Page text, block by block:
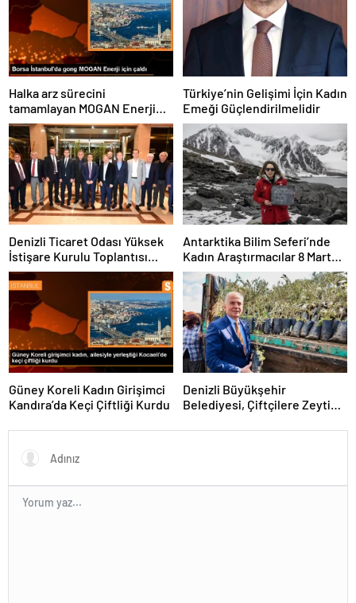
Halka arz sürecini
tamamlayan MOGAN Enerji
#MOGAN koduyla Borsa
İstanbul’da işlem görmeye
başladı
Türkiye’nin Gelişimi İçin Kadın
Emeği Güçlendirilmelidir
Denizli Ticaret Odası Yüksek
İstişare Kurulu Toplantısı
Yapıldı
Antarktika Bilim Seferi’nde
Kadın Araştırmacılar 8 Mart
Dünya Kadınlar Günü
Mesajlarını İletti
Güney Koreli Kadın Girişimci
Kandıra’da Keçi Çiftliği Kurdu
Denizli Büyükşehir
Belediyesi, Çiftçilere Zeytin